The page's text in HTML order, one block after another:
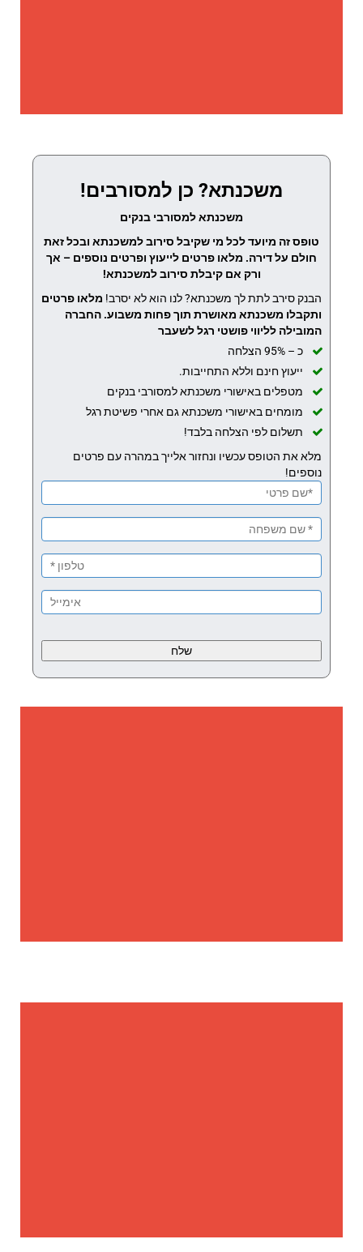
משכנתא? כן למסורבים!
משכנתא למסורבי בנקים
טופס זה מיועד לכל מי שקיבל סירוב למשכנתא ובכל זאת
חולם על דירה. מלאו פרטים לייעוץ ופרטים נוספים – אך
ורק אם קיבלת סירוב למשכנתא!
הבנק סירב לתת לך משכנתא? לנו הוא לא יסרב! מלאו פרטים
ותקבלו משכנתא מאושרת תוך פחות משבוע. החברה
המובילה לליווי פושטי רגל לשעבר
כ – 95% הצלחה
ייעוץ חינם וללא התחייבות.
מטפלים באישורי משכנתא למסורבי בנקים
מומחים באישורי משכנתא גם אחרי פשיטת רגל
תשלום לפי הצלחה בלבד!
מלא את הטופס עכשיו ונחזור אלייך במהרה עם פרטים
נוספים!